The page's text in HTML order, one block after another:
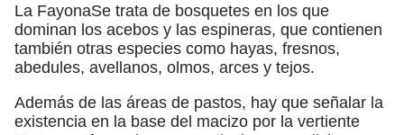
La FayonaSe trata de bosquetes en los que
dominan los acebos y las espineras, que contienen
también otras especies como hayas, fresnos,
abedules, avellanos, olmos, arces y tejos.
Además de las áreas de pastos, hay que señalar la
existencia en la base del macizo por la vertiente